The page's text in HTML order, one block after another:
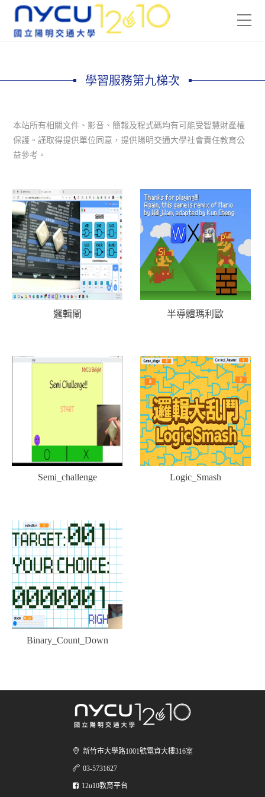
學習服務第九梯次
本站所有相關文件、影音、簡報及程式碼均有可能受智慧財產權
保護。謹取得提供單位同意，提供陽明交通大學社會責任教育公
益參考。
邏輯閘 半導體瑪利歐
Semi_challenge Logic_Smash
Binary_Count_Down
新竹市大學路1001號電資大樓316室
03-5731627
12u10教育平台